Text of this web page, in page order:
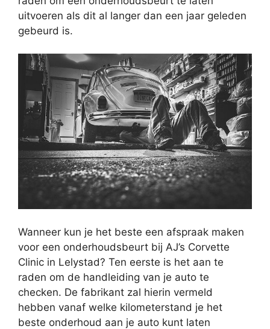
uitvoeren als dit al langer dan een jaar geleden
gebeurd is.
Wanneer kun je het beste een afspraak maken
voor een onderhoudsbeurt bij AJ’s Corvette
Clinic in Lelystad? Ten eerste is het aan te
raden om de handleiding van je auto te
checken. De fabrikant zal hierin vermeld
hebben vanaf welke kilometerstand je het
beste onderhoud aan je auto kunt laten